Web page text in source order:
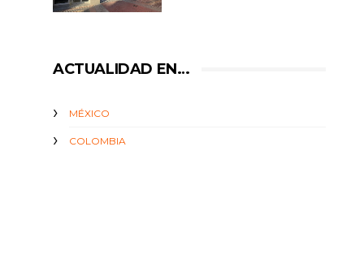
ACTUALIDAD EN…
MÉXICO
COLOMBIA